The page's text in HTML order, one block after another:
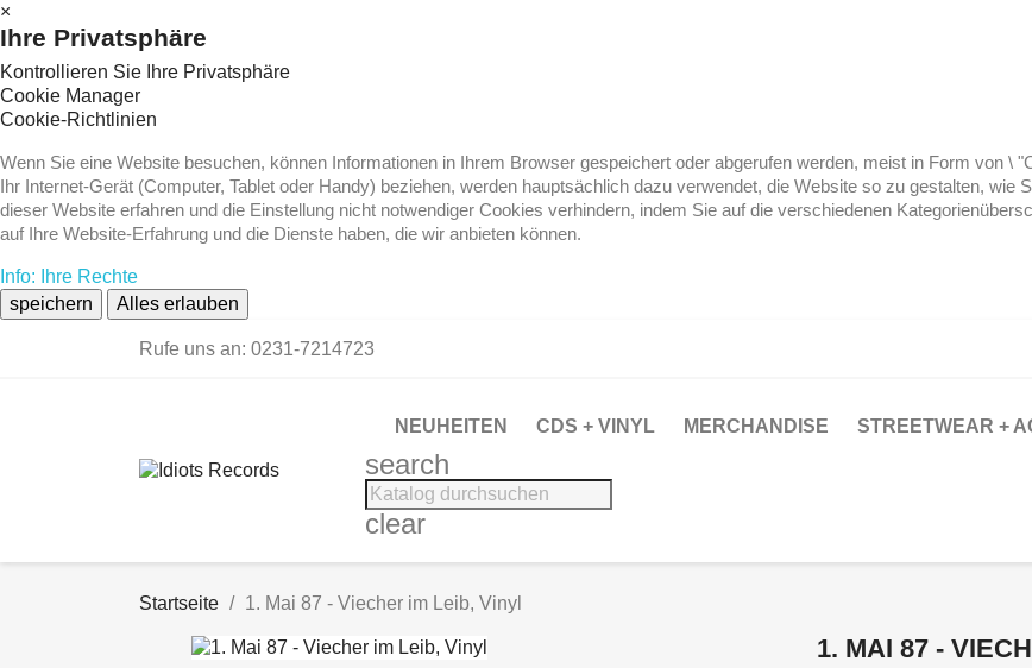
×
Ihre Privatsphäre
Kontrollieren Sie Ihre Privatsphäre
Cookie Manager
Cookie-Richtlinien
Wenn Sie eine Website besuchen, können Informationen in Ihrem Browser gespeichert oder abgerufen werden, meist in Form von \
Ihr Internet-Gerät (Computer, Tablet oder Handy) beziehen, werden hauptsächlich dazu verwendet, die Website so zu gestalten,
dieser Website erfahren und die Einstellung nicht notwendiger Cookies verhindern, indem Sie auf die verschiedenen
auf Ihre Website-Erfahrung und die Dienste haben, die wir anbieten können.
Info: Ihre Rechte
speichern
Alles erlauben
Rufe uns an: 0231-7214723
NEUHEITEN CDS + VINYL MERCHANDISE STREETWEAR +
search
clear
Startseite 1. Mai 87 - Viecher im Leib, Vinyl
1. MAI 87 -